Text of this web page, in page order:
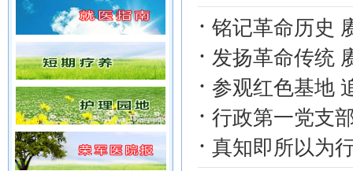
· 铭记革命历史
· 发扬革命传统
· 参观红色基地
· 行政第一党支
· 真知即所以为